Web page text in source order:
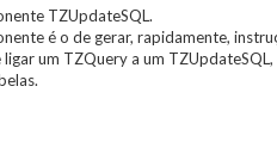
TZUpdateSQL.
é o de gerar, rapidamente,
um TZQuery a um